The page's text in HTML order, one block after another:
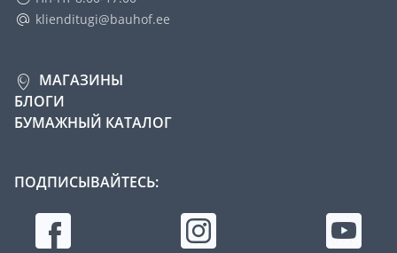
klienditugi@bauhof.ee
МАГАЗИНЫ
БЛОГИ
БУМАЖНЫЙ КАТАЛОГ
ПОДПИСЫВАЙТЕСЬ: